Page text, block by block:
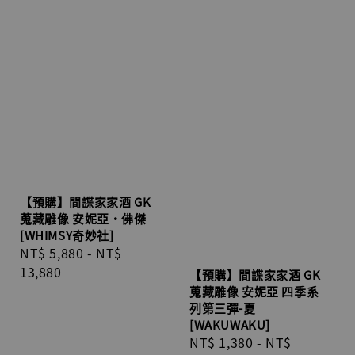
【預購】間諜家家酒 GK
蒐藏雕像 安妮亞·佛傑
[WHIMSY奇妙社]
Regular
price
NT$ 5,880 - NT$
13,880
【預購】間諜家家酒 GK
蒐藏雕像 安妮亞 四季系
列第三彈-夏
[WAKUWAKU]
Regular
NT$ 1,380 - NT$